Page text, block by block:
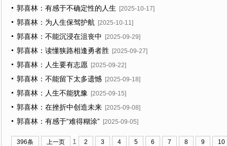
郭喜林：有感于不确定性的人生 [2025-10-17]
郭喜林：为人生保驾护航 [2025-10-11]
郭喜林：不能沉浸在沮丧中 [2025-09-29]
郭喜林：读懂狭路相逢勇者胜 [2025-09-27]
郭喜林：人生要有志愿 [2025-09-22]
郭喜林：不能留下太多遗憾 [2025-09-18]
郭喜林：人生不能犹豫 [2025-09-15]
郭喜林：在挫折中创造未来 [2025-09-08]
郭喜林：有感于“难得糊涂” [2025-09-05]
396条 上一页 1 2 3 4 5 6 7 8 9 10